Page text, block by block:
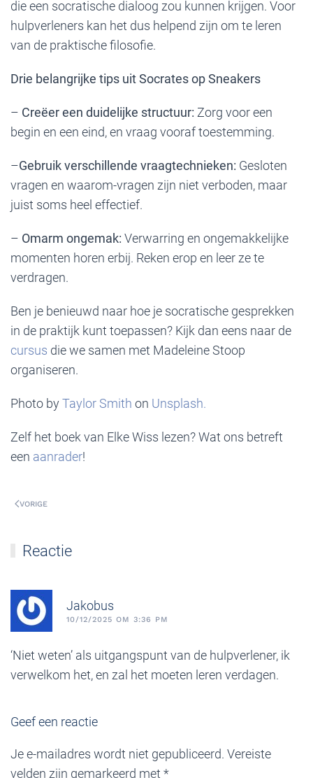
die een socratische dialoog zou kunnen krijgen. Voor
hulpverleners kan het dus helpend zijn om te leren
van de praktische filosofie.
Drie belangrijke tips uit Socrates op Sneakers
– Creëer een duidelijke structuur: Zorg voor een
begin en een eind, en vraag vooraf toestemming.
–Gebruik verschillende vraagtechnieken: Gesloten
vragen en waarom-vragen zijn niet verboden, maar
juist soms heel effectief.
– Omarm ongemak: Verwarring en ongemakkelijke
momenten horen erbij. Reken erop en leer ze te
verdragen.
Ben je benieuwd naar hoe je socratische gesprekken
in de praktijk kunt toepassen? Kijk dan eens naar de
cursus die we samen met Madeleine Stoop
organiseren.
Photo byTaylor Smith on Unsplash.
Zelf het boek van Elke Wiss lezen? Wat ons betreft
een aanrader!
VORIGE
Reactie
Jakobus
10/12/2025 OM 3:36 PM
‘Niet weten’ als uitgangspunt van de hulpverlener, ik
verwelkom het, en zal het moeten leren verdagen.
Geef een reactie
Je e-mailadres wordt niet gepubliceerd. Vereiste
velden zijn gemarkeerd met *